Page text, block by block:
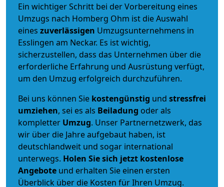
Ein wichtiger Schritt bei der Vorbereitung eines
Umzugs nach Homberg Ohm ist die Auswahl
eines zuverlässigen Umzugsunternehmens in
Esslingen am Neckar. Es ist wichtig,
sicherzustellen, dass das Unternehmen über die
erforderliche Erfahrung und Ausrüstung verfügt,
um den Umzug erfolgreich durchzuführen.
Bei uns können Sie kostengünstig und stressfrei
umziehen, sei es als Beiladung oder als
kompletter Umzug. Unser Partnernetzwerk, das
wir über die Jahre aufgebaut haben, ist
deutschlandweit und sogar international
unterwegs. Holen Sie sich jetzt kostenlose
Angebote und erhalten Sie einen ersten
Überblick über die Kosten für Ihren Umzug.